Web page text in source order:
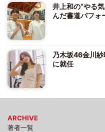
井上和の“やる
んだ書道パフォ
乃木坂46金川
に就任
ARCHIVE
著者一覧